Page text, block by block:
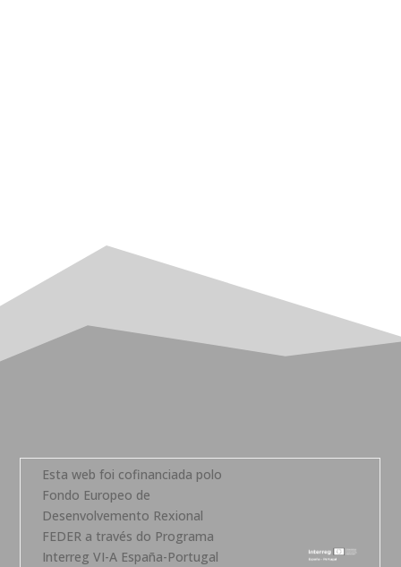
Esta web foi cofinanciada polo
Fondo Europeo de
Desenvolvemento Rexional
FEDER a través do Programa
Interreg VI-A España-Portugal